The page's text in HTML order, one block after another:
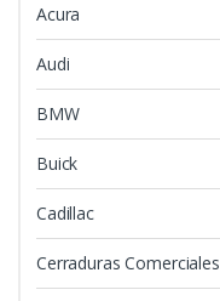
Acura
Audi
BMW
Buick
Cadillac
Cerraduras Comerciales